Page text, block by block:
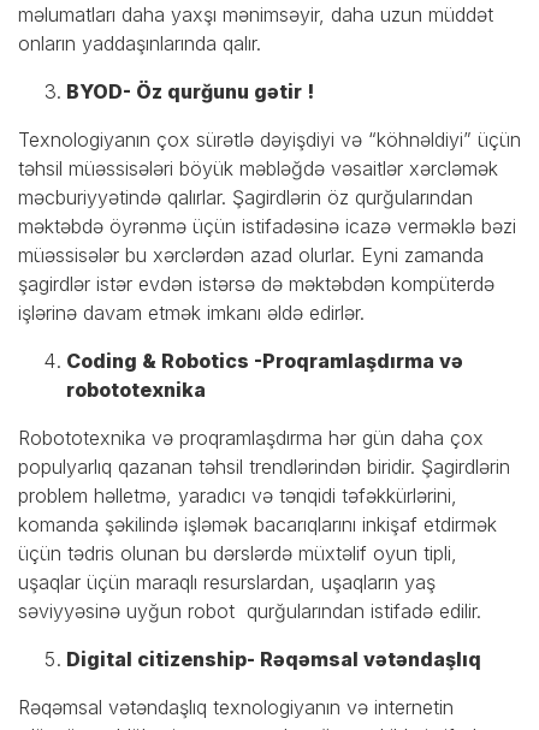
məlumatları daha yaxşı mənimsəyir, daha uzun müddət
onların yaddaşınlarında qalır.
BYOD- Öz qurğunu gətir !
Texnologiyanın çox sürətlə dəyişdiyi və “köhnəldiyi” üçün
təhsil müəssisələri böyük məbləğdə vəsaitlər xərcləmək
məcburiyyətində qalırlar. Şagirdlərin öz qurğularından
məktəbdə öyrənmə üçün istifadəsinə icazə verməklə bəzi
müəssisələr bu xərclərdən azad olurlar. Eyni zamanda
şagirdlər istər evdən istərsə də məktəbdən kompüterdə
işlərinə davam etmək imkanı əldə edirlər.
Coding & Robotics -Proqramlaşdırma və
robototexnika
Robototexnika və proqramlaşdırma hər gün daha çox
populyarlıq qazanan təhsil trendlərindən biridir. Şagirdlərin
problem həlletmə, yaradıcı və tənqidi təfəkkürlərini,
komanda şəkilində işləmək bacarıqlarını inkişaf etdirmək
üçün tədris olunan bu dərslərdə müxtəlif oyun tipli,
uşaqlar üçün maraqlı resurslardan, uşaqların yaş
səviyyəsinə uyğun robot qurğularından istifadə edilir.
Digital citizenship- Rəqəmsal vətəndaşlıq
Rəqəmsal vətəndaşlıq texnologiyanın və internetin